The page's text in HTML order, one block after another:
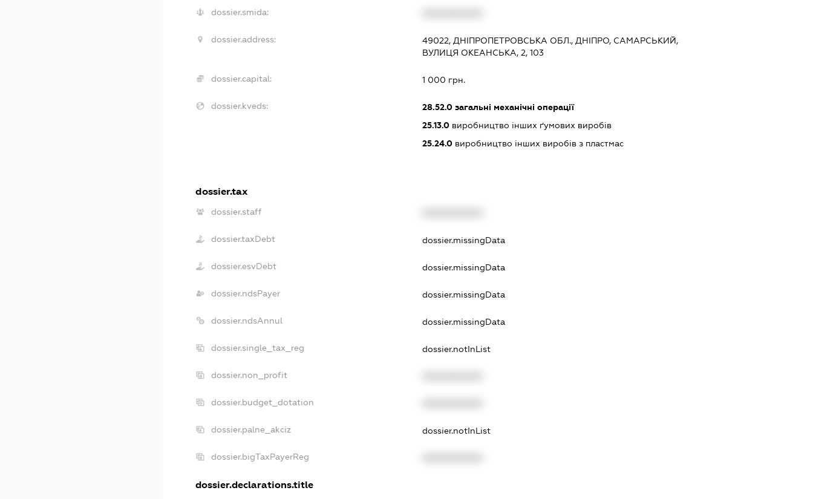
dossier.smida:
dossier.address:
49022, ДНІПРОПЕТРОВСЬКА ОБЛ., ДНІПРО, САМАРСЬКИЙ,
ВУЛИЦЯ ОКЕАНСЬКА, 2, 103
dossier.capital: 1 000 грн.
dossier.kveds: 28.52.0загальні механічні операції
25.13.0виробництво інших ґумових виробів
25.24.0виробництво інших виробів з пластмас
dossier.tax
dossier.staff
dossier.taxDebt dossier.missingData
dossier.esvDebt dossier.missingData
dossier.ndsPayer dossier.missingData
dossier.ndsAnnul dossier.missingData
dossier.single_tax_reg dossier.notInList
dossier.non_profit
dossier.budget_dotation
dossier.palne_akciz dossier.notInList
dossier.bigTaxPayerReg
dossier.declarations.title